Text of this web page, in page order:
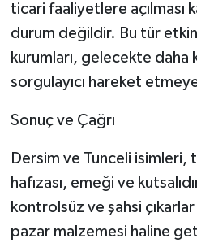
ticari faaliyetlere açılması
durum değildir. Bu tür
kurumları, gelecekte daha
sorgulayıcı hareket
Sonuç ve Çağrı
Dersim ve Tunceli
hafızası, emeği ve
kontrolsüz ve şahsi
pazar malzemesi haline